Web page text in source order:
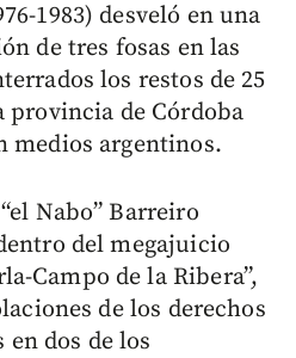
1983) desveló en una
de tres fosas en las
los restos de 25
provincia de Córdoba
medios argentinos.
Nabo” Barreiro
del megajuicio
Campo de la Ribera”,
de los derechos
dos de los